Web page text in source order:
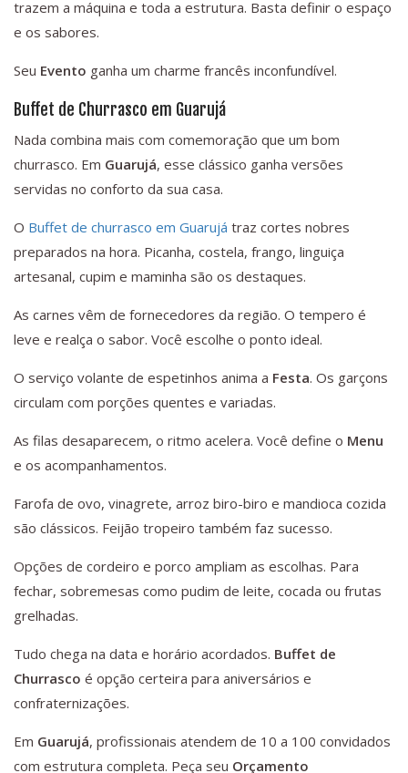
trazem a máquina e toda a estrutura. Basta definir o espaço
e os sabores.
Seu Evento ganha um charme francês inconfundível.
Buffet de Churrasco em Guarujá
Nada combina mais com comemoração que um bom
churrasco. Em Guarujá, esse clássico ganha versões
servidas no conforto da sua casa.
O Buffet de churrasco em Guarujá traz cortes nobres
preparados na hora. Picanha, costela, frango, linguiça
artesanal, cupim e maminha são os destaques.
As carnes vêm de fornecedores da região. O tempero é
leve e realça o sabor. Você escolhe o ponto ideal.
O serviço volante de espetinhos anima a Festa. Os garçons
circulam com porções quentes e variadas.
As filas desaparecem, o ritmo acelera. Você define o Menu
e os acompanhamentos.
Farofa de ovo, vinagrete, arroz biro-biro e mandioca cozida
são clássicos. Feijão tropeiro também faz sucesso.
Opções de cordeiro e porco ampliam as escolhas. Para
fechar, sobremesas como pudim de leite, cocada ou frutas
grelhadas.
Tudo chega na data e horário acordados. Buffet de
Churrasco é opção certeira para aniversários e
confraternizações.
Em Guarujá, profissionais atendem de 10 a 100 convidados
com estrutura completa. Peça seu Orçamento